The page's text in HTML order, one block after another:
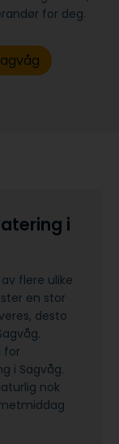
for deg.
i
flere ulike
en stor
desto
for
i Sagvåg.
nok